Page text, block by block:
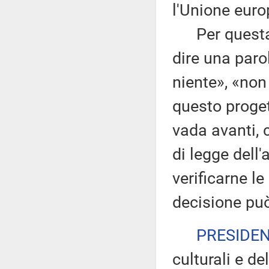
l'Unione
Per questa
dire una
niente»,
questo
vada avanti,
di legge
verificarne
decisione
culturali e